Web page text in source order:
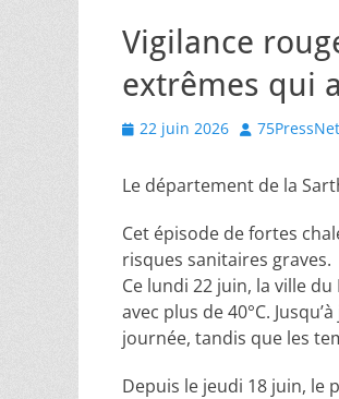
Vigilance
extrêmes qui
Posted
22 juin 2026 Author
75PressNet
Le département de la
Cet épisode de fortes
risques sanitaires graves.
Ce lundi 22 juin, la ville
avec plus de 40°C.
journée, tandis que les
Depuis le jeudi 18 juin, le